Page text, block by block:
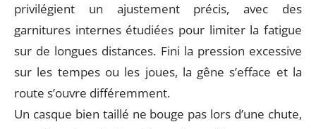
privilégient un ajustement précis, avec des
garnitures internes étudiées pour limiter la fatigue
sur de longues distances. Fini la pression excessive
sur les tempes ou les joues, la gêne s’efface et la
route s’ouvre différemment.
Un casque bien taillé ne bouge pas lors d’une chute,